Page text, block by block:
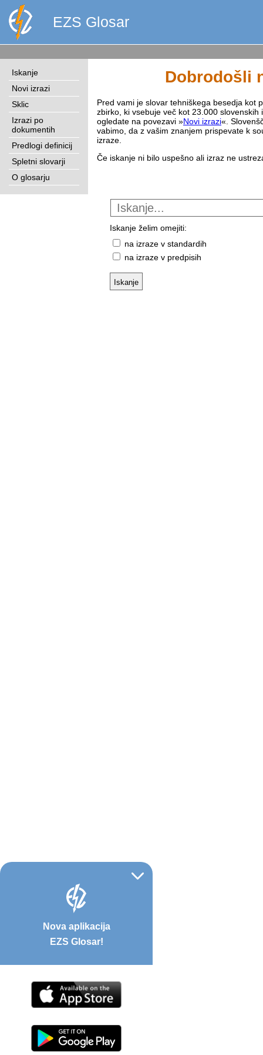
EZS Glosar
Iskanje
Novi izrazi
Sklic
Izrazi po
dokumentih
Predlogi definicij
Spletni slovarji
O glosarju
Dobrodošli
Pred vami je slovar tehniškega besedja kot
zbirko, ki vsebuje več kot 23.000
ogledate na povezavi »Novi izrazi«.
vabimo, da z vašim znanjem prispevate k
izraze.
Če iskanje ni bilo uspešno ali izraz ne
Iskanje želim omejiti:
na izraze v standardih
na izraze v predpisih
Nova aplikacija
EZS Glosar!